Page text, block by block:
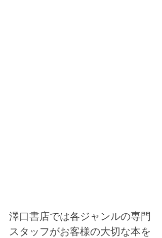
澤口書店では各ジャンルの専門
スタッフがお客様の大切な本を